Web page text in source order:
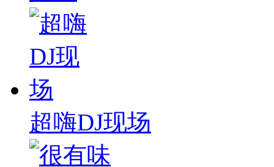
超嗨DJ现场